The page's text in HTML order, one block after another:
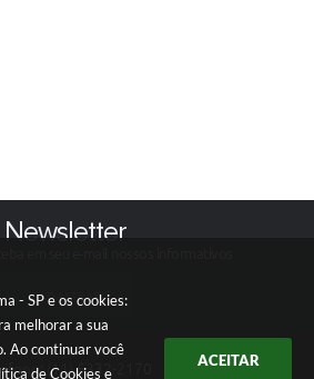
- SP e os cookies:
melhorar a sua
Ao continuar você
de Cookies e
ACEITAR
Newsletter
CADASTRAR
(11) 5332-2170